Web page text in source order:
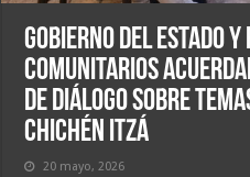
Gobierno del Estado
comunitarios
de Diálogo sobre
Chichén Itzá
20 mayo, 2026